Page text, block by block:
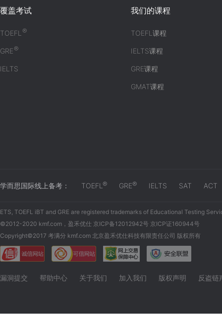
覆盖考试
TOEFL®
GRE®
IELTS
我们的课程
TOEFL课程
IELTS课程
GRE课程
GMAT课程
学而思国际线上备考： TOEFL ® GRE® IELTS SAT ACT
ETS, TOEFL iBT and GRE are registered trademarks of Educational Testing
©2012-2020 kmf.com，盈禾优仕 京ICP备12012942号 京ICP证160944号
Copyright©2017 考满分 kmf.com 北京盈禾优仕科技有限责任公司 版权所有
漏洞提交 帮助中心 关于我们 加入我们 版权声明 反盗链